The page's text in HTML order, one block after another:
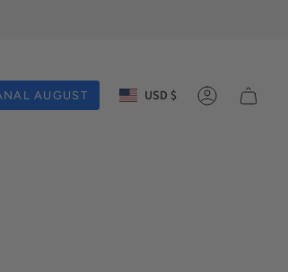
AUGUST Moneda
USD $ Cuenta